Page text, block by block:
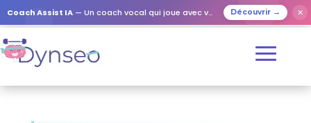
Coach Assist IA — Un coach vocal qui joue avec vos proches Découvrir → ✕